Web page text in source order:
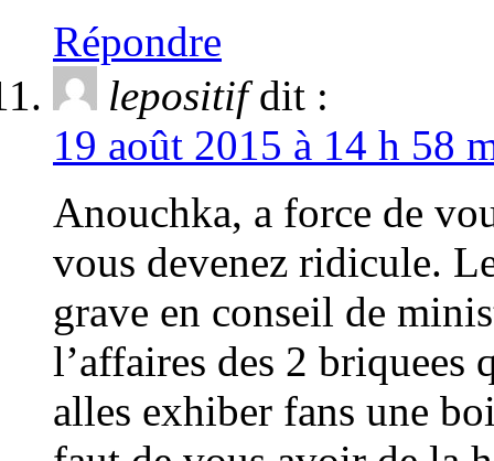
Répondre
lepositif dit :
19 août 2015 à 14 h 58
Anouchka, a force de
vous devenez ridicule.
grave en conseil de
l’affaires des 2 briquees
alles exhiber fans une